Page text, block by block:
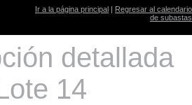
Ir a la página principal | Regresar al calendario
de subastas
detallada
14